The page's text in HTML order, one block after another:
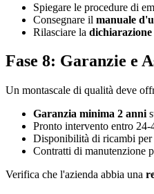
Spiegare le procedure di
Consegnare il manuale
Rilasciare la
Fase 8: Garanzie e
Un montascale di qualità deve
Garanzia minima 2 anni
Pronto intervento entro 24-
Disponibilità di ricambi per
Contratti di manutenzione
Verifica che l'azienda abbia una